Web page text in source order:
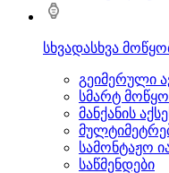
სხვადასხვა
გეიმერული
სმარტ
მანქანის
სამონტაჟო
საწმენდები